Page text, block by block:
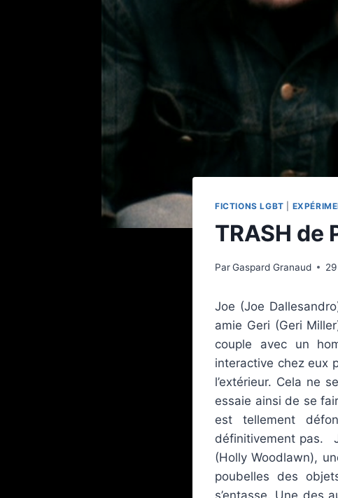
FICTIONS LGBT
TRASH de
ParGaspard Granaud
Joe (Joe
amie Geri (Geri
couple avec un
interactive chez eux
l’extérieur. Cela ne
essaie ainsi de se
est tellement
définitivement pas.
(Holly Woodlawn),
poubelles des
s’entasse. Une des